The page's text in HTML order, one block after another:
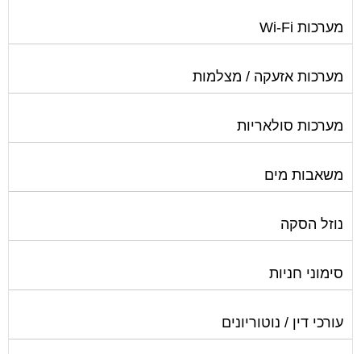
מערכות Wi-Fi
מערכות אזעקה / מצלמות
מערכות סולאריות
משאבות מים
נוזל הסקה
סימוני חניות
עורכי דין / נוטוריונים